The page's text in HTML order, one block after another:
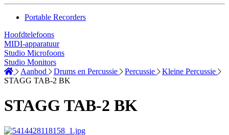
Portable Recorders
Hoofdtelefoons
MIDI-apparatuur
Studio Microfoons
Studio Monitors
Aanbod
Drums en Percussie Percussie
Kleine Percussie
STAGG TAB-2 BK
STAGG TAB-2 BK